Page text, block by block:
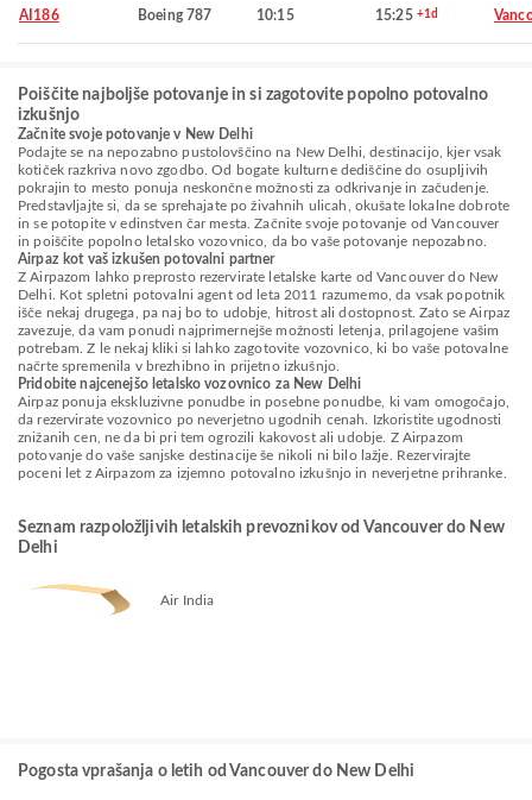
AI186 Boeing 787 10:15 15:25 +1d
Poiščite najboljše potovanje in si zagotovite popolno potovalno
izkušnjo
Začnite svoje potovanje v New Delhi
Podajte se na nepozabno pustolovščino na New Delhi, destinacijo, kjer vsak
kotiček razkriva novo zgodbo. Od bogate kulturne dediščine do osupljivih
pokrajin to mesto ponuja neskončne možnosti za odkrivanje in začudenje.
Predstavljajte si, da se sprehajate po živahnih ulicah, okušate lokalne dobrote
in se potopite v edinstven čar mesta. Začnite svoje potovanje od Vancouver
in poiščite popolno letalsko vozovnico, da bo vaše potovanje nepozabno.
Airpaz kot vaš izkušen potovalni partner
Z Airpazom lahko preprosto rezervirate letalske karte od Vancouver do New
Delhi. Kot spletni potovalni agent od leta 2011 razumemo, da vsak popotnik
išče nekaj drugega, pa naj bo to udobje, hitrost ali dostopnost. Zato se Airpaz
zavezuje, da vam ponudi najprimernejše možnosti letenja, prilagojene vašim
potrebam. Z le nekaj kliki si lahko zagotovite vozovnico, ki bo vaše potovalne
načrte spremenila v brezhibno in prijetno izkušnjo.
Pridobite najcenejšo letalsko vozovnico za New Delhi
Airpaz ponuja ekskluzivne ponudbe in posebne ponudbe, ki vam omogočajo,
da rezervirate vozovnico po neverjetno ugodnih cenah. Izkoristite ugodnosti
znižanih cen, ne da bi pri tem ogrozili kakovost ali udobje. Z Airpazom
potovanje do vaše sanjske destinacije še nikoli ni bilo lažje. Rezervirajte
poceni let z Airpazom za izjemno potovalno izkušnjo in neverjetne prihranke.
Seznam razpoložljivih letalskih prevoznikov od Vancouver do New
Delhi
Air India
Pogosta vprašanja o letih od Vancouver do New Delhi